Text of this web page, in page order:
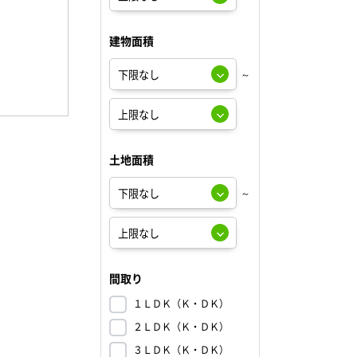
建物面積
～
土地面積
～
間取り
１ＬＤＫ（Ｋ・ＤＫ）
２ＬＤＫ（Ｋ・ＤＫ）
３ＬＤＫ（Ｋ・ＤＫ）